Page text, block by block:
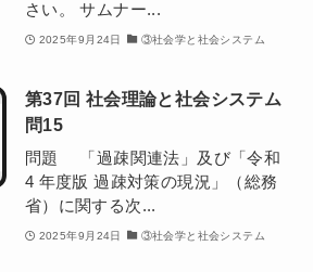
さい。 サムナー...
2025年9月24日 ③社会学と社会システム
第37回 社会理論と社会システム
問15
問題 「過疎関連法」及び「令和
4 年度版 過疎対策の現況」（総務
省）に関する次...
2025年9月24日 ③社会学と社会システム